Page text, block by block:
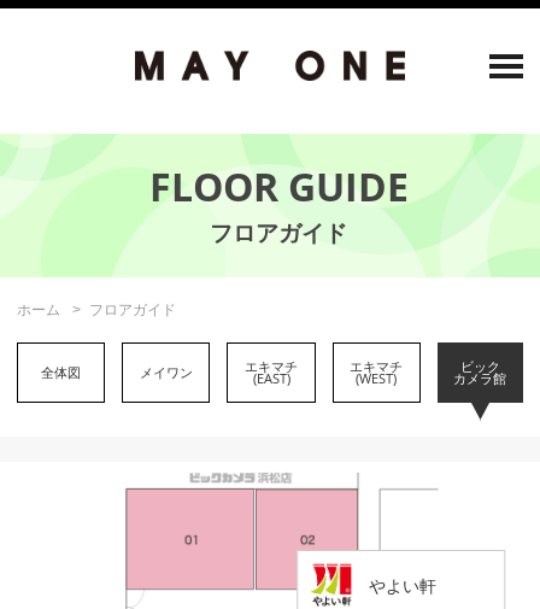
FLOOR GUIDE
ホーム フロアガイド
全体図 メイワン エキマチ
(EAST)
エキマチ
(WEST)
ビック
カメラ館
やよい軒